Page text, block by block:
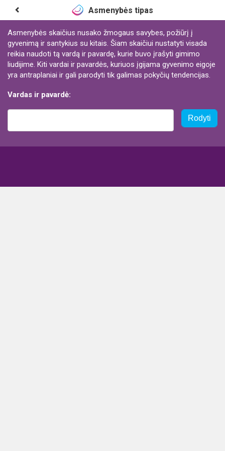
Asmenybės tipas
Asmenybės skaičius nusako žmogaus savybes, požiūrį į
gyvenimą ir santykius su kitais. Šiam skaičiui nustatyti visada
reikia naudoti tą vardą ir pavardę, kurie buvo įrašyti gimimo
liudijime. Kiti vardai ir pavardės, kuriuos įgijama gyvenimo eigoje
yra antraplaniai ir gali parodyti tik galimas pokyčių tendencijas.
Vardas ir pavardė:
Rodyti